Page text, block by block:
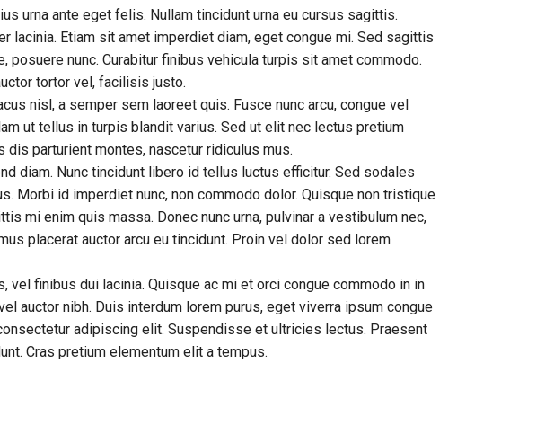
urna ante eget felis. Nullam tincidunt urna eu cursus sagittis.
lacinia. Etiam sit amet imperdiet diam, eget congue mi. Sed sagittis
nunc. Curabitur finibus vehicula turpis sit amet commodo.
tortor vel, facilisis justo.
nisl, a semper sem laoreet quis. Fusce nunc arcu, congue vel
ut tellus in turpis blandit varius. Sed ut elit nec lectus pretium
parturient montes, nascetur ridiculus mus.
diam. Nunc tincidunt libero id tellus luctus efficitur. Sed sodales
Morbi id imperdiet nunc, non commodo dolor. Quisque non tristique
mi enim quis massa. Donec nunc urna, pulvinar a vestibulum nec,
placerat auctor arcu eu tincidunt. Proin vel dolor sed lorem
finibus dui lacinia. Quisque ac mi et orci congue commodo in in
auctor nibh. Duis interdum lorem purus, eget viverra ipsum congue
adipiscing elit. Suspendisse et ultricies lectus. Praesent
Cras pretium elementum elit a tempus.